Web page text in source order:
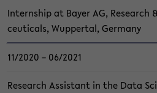
In­tern­ship at Bayer AG,
ceu­ti­cals, Wup­per­tal, Ger­ma­ny
11/2020 – 06/2021
Re­se­arch As­si­stant in the Data